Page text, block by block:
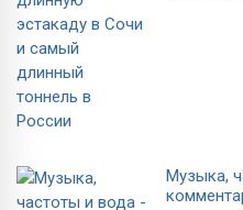
Музыка,